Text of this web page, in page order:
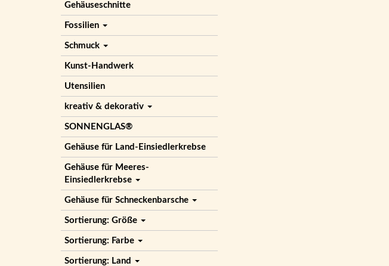
Gehäuseschnitte
Fossilien
Schmuck
Kunst-Handwerk
Utensilien
kreativ & dekorativ
SONNENGLAS®
Gehäuse für Land-Einsiedlerkrebse
Gehäuse für Meeres-
Einsiedlerkrebse
Gehäuse für Schneckenbarsche
Sortierung: Größe
Sortierung: Farbe
Sortierung: Land